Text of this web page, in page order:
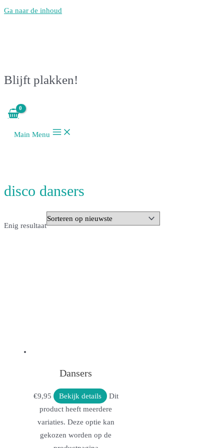
Ga naar de inhoud
Blijft plakken!
Main Menu
disco dansers
Enig resultaat
Dansers
€9,95 Bekijk details
Dit
product heeft meerdere
variaties. Deze optie kan
gekozen worden op de